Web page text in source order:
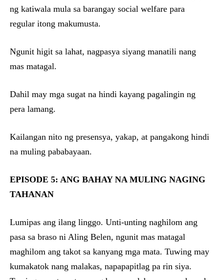
ng katiwala mula sa barangay social welfare para
regular itong makumusta.
Ngunit higit sa lahat, nagpasya siyang manatili nang
mas matagal.
Dahil may mga sugat na hindi kayang pagalingin ng
pera lamang.
Kailangan nito ng presensya, yakap, at pangakong hindi
na muling pababayaan.
EPISODE 5: ANG BAHAY NA MULING NAGING
TAHANAN
Lumipas ang ilang linggo. Unti-unting naghilom ang
pasa sa braso ni Aling Belen, ngunit mas matagal
maghilom ang takot sa kanyang mga mata. Tuwing may
kumakatok nang malakas, napapapitlag pa rin siya.